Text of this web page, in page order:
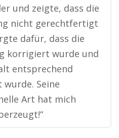
und zeigte, dass die
nicht gerechtfertigt
dafür, dass die
korrigiert wurde und
entsprechend
wurde. Seine
Art hat mich